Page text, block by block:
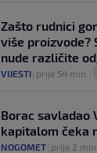
Zašto rudnici
više proizvode?
nude različite
VIJESTI prije 54 min.
Borac savladao
kapitalom čeka
NOGOMET prije 2 min.